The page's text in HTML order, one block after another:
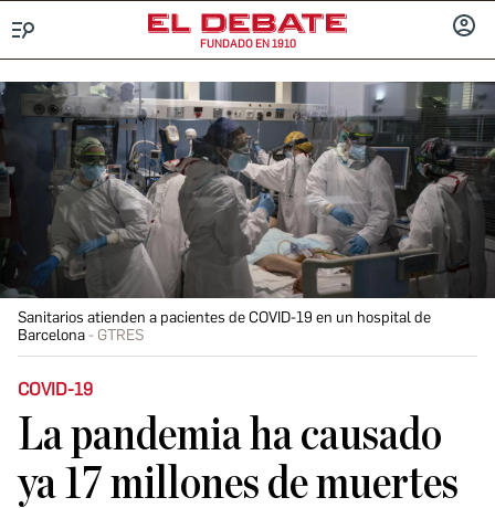
FUNDADO EN 1910
Sanitarios atienden a pacientes de COVID-19 en un hospital de
Barcelona
GTRES
COVID-19
La pandemia ha causado
ya 17 millones de muertes